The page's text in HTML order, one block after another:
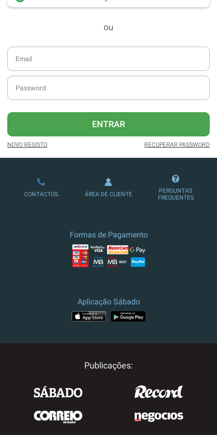
desde dezembro de 2016.
Acesso ao formato digital da SÁBADO
SÁBADO.
diário da atualidade.
publicidade reduzida e não invasiva
no site.
Possibilidade de ler e/ou ouvir artigos.
Ofertas e descontos em produtos,
serviços, eventos desportivos e
ou
ENTRAR
NOVO REGISTO RECUPERAR PASSWORD
CONTACTOS ÁREA DE CLIENTE
PERGUNTAS
FREQUENTES
Formas de Pagamento
Aplicação Sábado
Publicações: